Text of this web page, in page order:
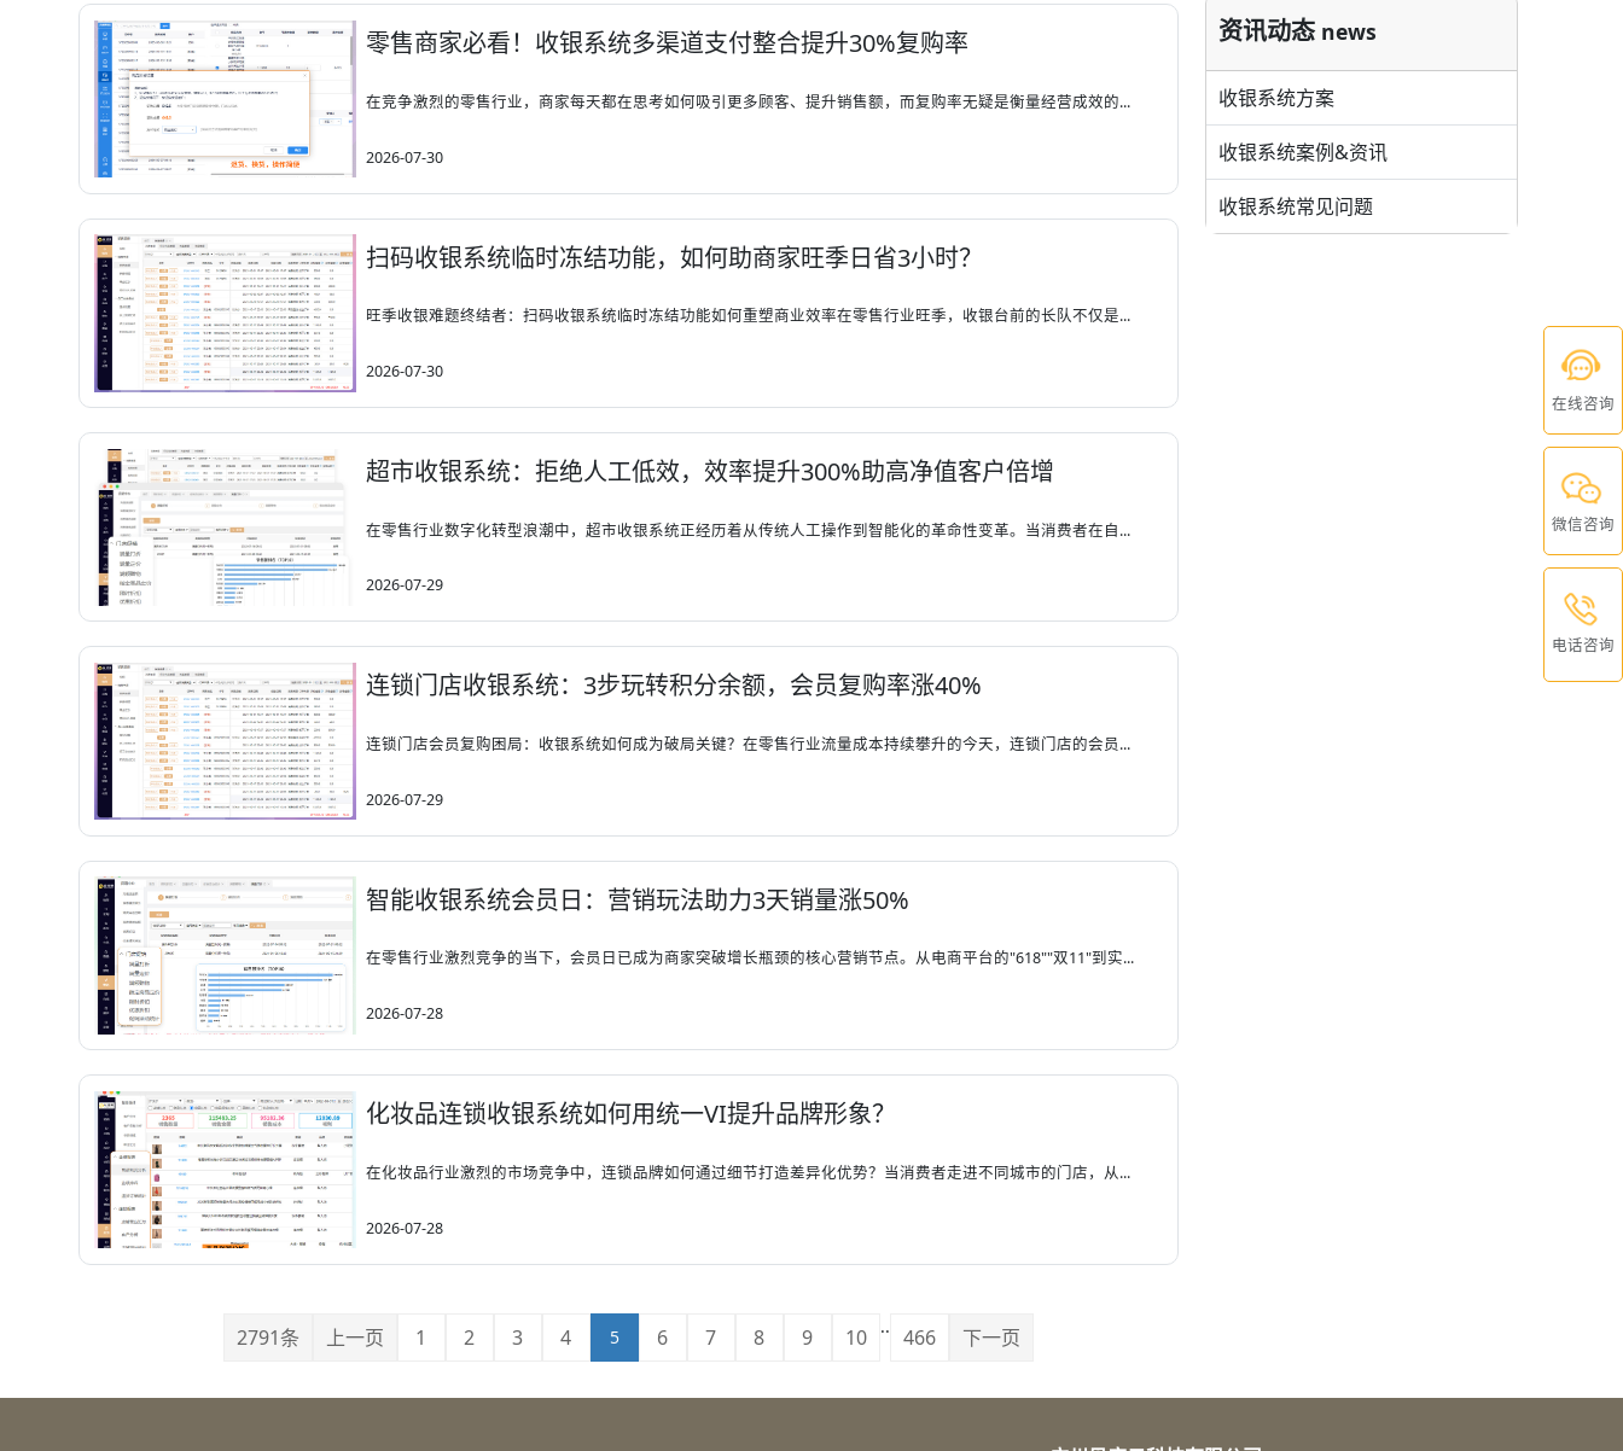
零售商家必看！收银系统多渠道支付整合提升30%复购率
在竞争激烈的零售行业，商家每天都在思考如何吸引更多顾客、提升销售额，而复购率无疑是衡量经营成效的...
2026-07-30
扫码收银系统临时冻结功能，如何助商家旺季日省3小时？
旺季收银难题终结者：扫码收银系统临时冻结功能如何重塑商业效率在零售行业旺季，收银台前的长队不仅是...
2026-07-30
超市收银系统：拒绝人工低效，效率提升300%助高净值客户倍增
在零售行业数字化转型浪潮中，超市收银系统正经历着从传统人工操作到智能化的革命性变革。当消费者在自...
2026-07-29
连锁门店收银系统：3步玩转积分余额，会员复购率涨40%
连锁门店会员复购困局：收银系统如何成为破局关键？在零售行业流量成本持续攀升的今天，连锁门店的会员...
2026-07-29
智能收银系统会员日：营销玩法助力3天销量涨50%
在零售行业激烈竞争的当下，会员日已成为商家突破增长瓶颈的核心营销节点。从电商平台的"618""双11"到实...
2026-07-28
化妆品连锁收银系统如何用统一VI提升品牌形象？
在化妆品行业激烈的市场竞争中，连锁品牌如何通过细节打造差异化优势？当消费者走进不同城市的门店，从...
2026-07-28
2791条 上一页 1 2 3 4 5 6 7 8 9 10 .. 466 下一页
资讯动态 news
收银系统方案
收银系统案例&资讯
收银系统常见问题
在线咨询
微信咨询
电话咨询